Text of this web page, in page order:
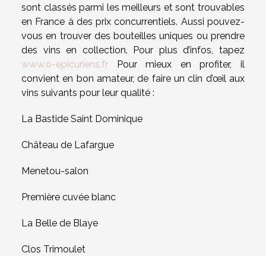
sont classés parmi les meilleurs et sont trouvables
en France à des prix concurrentiels. Aussi pouvez-
vous en trouver des bouteilles uniques ou prendre
des vins en collection. Pour plus d’infos, tapez
www.o-epicuriens.fr Pour mieux en profiter, il
convient en bon amateur, de faire un clin d’œil aux
vins suivants pour leur qualité :
La Bastide Saint Dominique
Château de Lafargue
Menetou-salon
Première cuvée blanc
La Belle de Blaye
Clos Trimoulet